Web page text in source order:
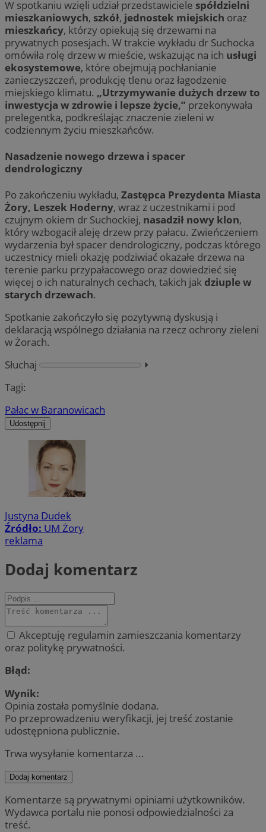
W spotkaniu wzięli udział przedstawiciele spółdzielni
mieszkaniowych, szkół, jednostek miejskich oraz
mieszkańcy, którzy opiekują się drzewami na
prywatnych posesjach. W trakcie wykładu dr Suchocka
omówiła rolę drzew w mieście, wskazując na ich usługi
ekosystemowe, które obejmują pochłanianie
zanieczyszczeń, produkcję tlenu oraz łagodzenie
miejskiego klimatu. „Utrzymywanie dużych drzew to
inwestycja w zdrowie i lepsze życie,” przekonywała
prelegentka, podkreślając znaczenie zieleni w
codziennym życiu mieszkańców.
Nasadzenie nowego drzewa i spacer
dendrologiczny
Po zakończeniu wykładu, Zastępca Prezydenta Miasta
Żory, Leszek Hoderny, wraz z uczestnikami i pod
czujnym okiem dr Suchockiej, nasadził nowy klon,
który wzbogacił aleję drzew przy pałacu. Zwieńczeniem
wydarzenia był spacer dendrologiczny, podczas którego
uczestnicy mieli okazję podziwiać okazałe drzewa na
terenie parku przypałacowego oraz dowiedzieć się
więcej o ich naturalnych cechach, takich jak dziuple w
starych drzewach.
Spotkanie zakończyło się pozytywną dyskusją i
deklaracją wspólnego działania na rzecz ochrony zieleni
w Żorach.
Słuchaj
⏵︎
Tagi:
Pałac w Baranowicach
Udostępnij
Justyna Dudek
Źródło: UM Żory
reklama
Dodaj komentarz
Akceptuję regulamin zamieszczania komentarzy
oraz politykę prywatności.
Błąd:
Wynik:
Opinia została pomyślnie dodana.
Po przeprowadzeniu weryfikacji, jej treść zostanie
udostępniona publicznie.
Trwa wysyłanie komentarza ...
Dodaj komentarz
Komentarze są prywatnymi opiniami użytkowników.
Wydawca portalu nie ponosi odpowiedzialności za
treść.